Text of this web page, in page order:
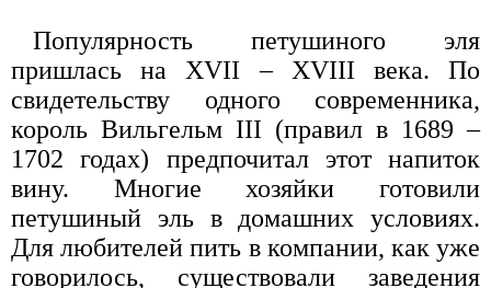
Популярность петушиного эля
пришлась на XVII – XVIII века. По
свидетельству одного современника,
король Вильгельм III (правил в 1689 –
1702 годах) предпочитал этот напиток
вину. Многие хозяйки готовили
петушиный эль в домашних условиях.
Для любителей пить в компании, как уже
говорилось, существовали заведения